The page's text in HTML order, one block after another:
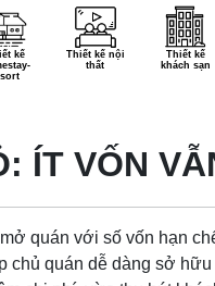
kế
Thiết kế nội
thất
Thiết kế
khách sạn
ÍT VỐN
quán với số vốn hạn
chủ quán dễ dàng sở